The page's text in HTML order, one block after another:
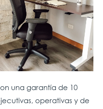
una garantía de 10
operativas y de